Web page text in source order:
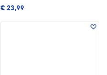
€ 23,99